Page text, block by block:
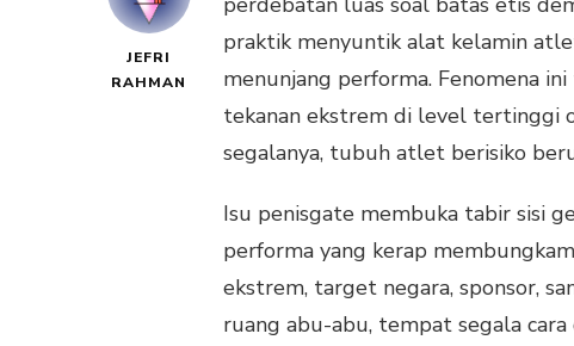
JEFRI
RAHMAN
praktik menyuntik alat kelamin
menunjang performa. Fenomena
tekanan ekstrem di level tertinggi
segalanya, tubuh atlet berisiko
Isu penisgate membuka tabir sisi
performa yang kerap
ekstrem, target negara, sponsor,
ruang abu-abu, tempat segala